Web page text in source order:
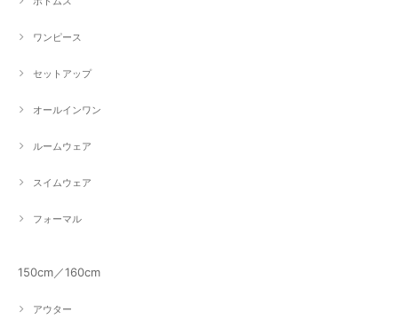
ワンピース
セットアップ
オールインワン
ルームウェア
スイムウェア
フォーマル
150cm／160cm
アウター